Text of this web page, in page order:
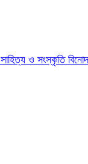
সাহিত্য ও সংস্কৃতি